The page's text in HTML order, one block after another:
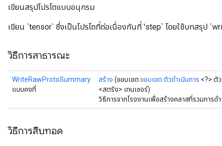
เขียนสรุปโปรโตแบบอนุกรม
เขียน `tensor` ซึ่งเป็นโปรโตที่ต่อเนื่องกันที่ 'step` โดยใช้บทสรุป
วิธีการสาธารณะ
WriteRawProtoSummary
แบบคงที่
สร้าง (ขอบเขต ขอบเขต ตัวดำเนินการ <?> ตั
<สตริง> เทนเซอร์)
วิธีการจากโรงงานเพื่อสร้างคลาสที่รวมการ
วิธีการสืบทอด